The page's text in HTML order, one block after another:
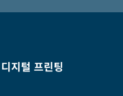
디지털 프린팅